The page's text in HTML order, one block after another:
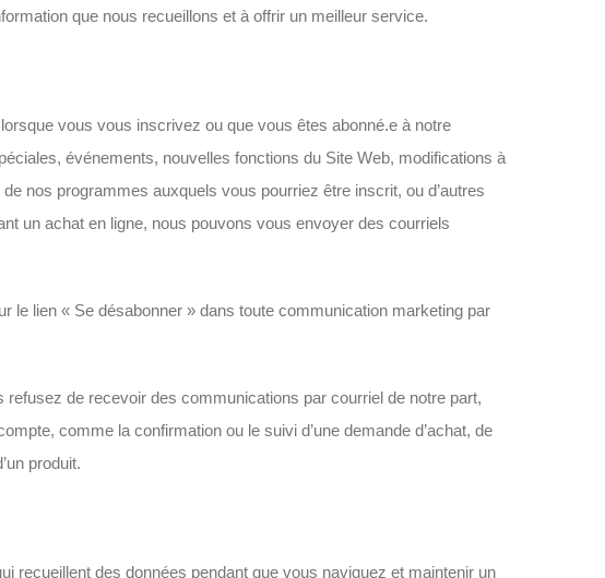
que nous recueillons et à offrir un meilleur service.
vous vous inscrivez ou que vous êtes abonné.e à notre
événements, nouvelles fonctions du Site Web, modifications à
nos programmes auxquels vous pourriez être inscrit, ou d’autres
un achat en ligne, nous pouvons vous envoyer des courriels
le lien « Se désabonner » dans toute communication marketing par
de recevoir des communications par courriel de notre part,
comme la confirmation ou le suivi d’une demande d’achat, de
produit.
recueillent des données pendant que vous naviguez et maintenir un